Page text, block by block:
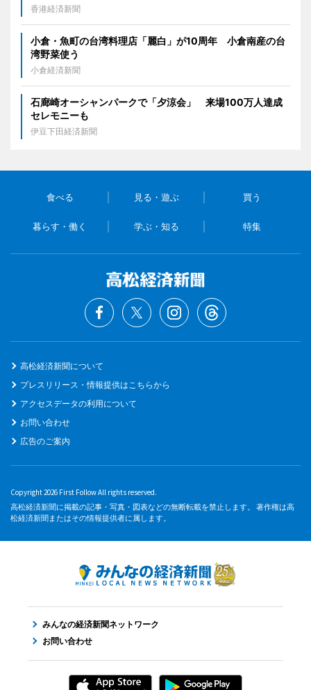
香港経済新聞
小倉・魚町の台湾料理店「麗白」が10周年 小倉南産の台
湾野菜使う
小倉経済新聞
石廊崎オーシャンパークで「夕涼会」 来場100万人達成
セレモニーも
伊豆下田経済新聞
食べる 見る・遊ぶ 買う
暮らす・働く 学ぶ・知る 特集
高松経済新聞について
プレスリリース・情報提供はこちらから
アクセスデータの利用について
お問い合わせ
広告のご案内
Copyright 2026 First Follow All rights reserved.
高松経済新聞に掲載の記事・写真・図表などの無断転載を禁止します。 著作権は高
松経済新聞またはその情報提供者に属します。
みんなの経済新聞ネットワーク
お問い合わせ